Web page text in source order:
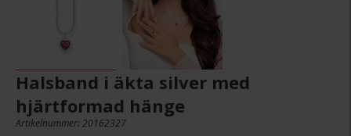
Halsband i äkta silver med
hjärtformad hänge
Artikelnummer: 20162327